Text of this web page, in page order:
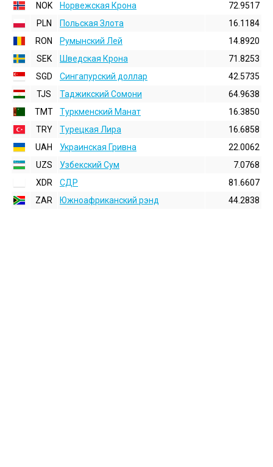
NOK
Норвежская Крона
72.9517
PLN
Польская Злота
16.1184
RON
Румынский Лей
14.8920
SEK
Шведская Крона
71.8253
SGD
Сингапурский доллар
42.5735
TJS
Таджикский Сомони
64.9638
TMT
Туркменский Манат
16.3850
TRY
Турецкая Лира
16.6858
UAH
Украинская Гривна
22.0062
UZS
Узбекский Сум
7.0768
XDR
СДР
81.6607
ZAR
Южноафриканский рэнд 44.2838